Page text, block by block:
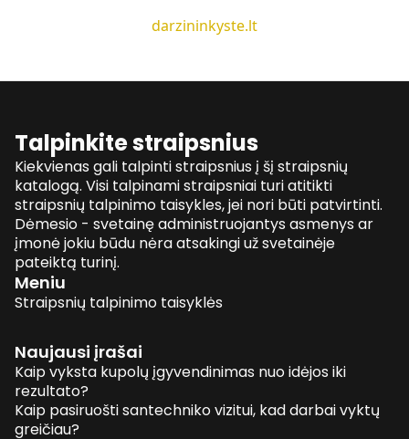
darzininkyste.lt
Talpinkite straipsnius
Kiekvienas gali talpinti straipsnius į šį straipsnių
katalogą. Visi talpinami straipsniai turi atitikti
straipsnių talpinimo taisykles, jei nori būti patvirtinti.
Dėmesio - svetainę administruojantys asmenys ar
įmonė jokiu būdu nėra atsakingi už svetainėje
pateiktą turinį.
Meniu
Straipsnių talpinimo taisyklės
Naujausi įrašai
Kaip vyksta kupolų įgyvendinimas nuo idėjos iki
rezultato?
Kaip pasiruošti santechniko vizitui, kad darbai vyktų
greičiau?